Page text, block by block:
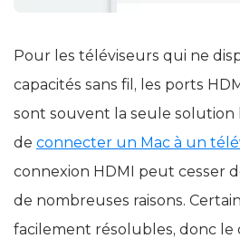
Pour les téléviseurs qui ne
capacités sans fil, les ports
sont souvent la seule solution
de connecter un Mac à un
connexion HDMI peut cesser
de nombreuses raisons.
facilement résolubles, donc le